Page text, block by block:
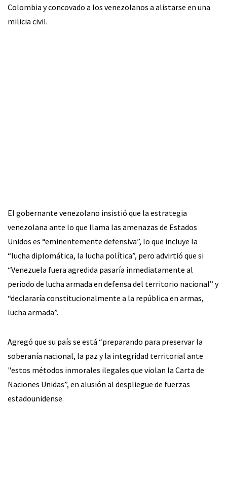
Colombia y concovado a los venezolanos a alistarse en una
milicia civil.
El gobernante venezolano insistió que la estrategia
venezolana ante lo que llama las amenazas de Estados
Unidos es “eminentemente defensiva”, lo que incluye la
“lucha diplomática, la lucha política”, pero advirtió que si
“Venezuela fuera agredida pasaría inmediatamente al
periodo de lucha armada en defensa del territorio nacional” y
“declararía constitucionalmente a la república en armas,
lucha armada”.
Agregó que su país se está “preparando para preservar la
soberanía nacional, la paz y la integridad territorial ante
"estos métodos inmorales ilegales que violan la Carta de
Naciones Unidas”, en alusión al despliegue de fuerzas
estadounidense.